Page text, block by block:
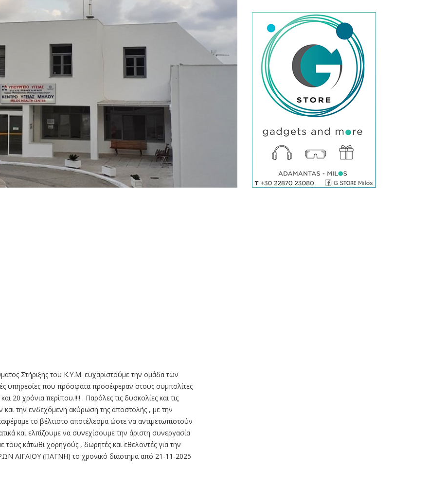
Στήριξης του Κ.Υ.Μ. ευχαριστούμε την ομάδα των
υπηρεσίες που πρόσφατα προσέφεραν στους συμπολίτες
20 χρόνια περίπου.!!!! . Παρόλες τις δυσκολίες και τις
και την ενδεχόμενη ακύρωση της αποστολής , με την
το βέλτιστο αποτέλεσμα ώστε να αντιμετωπιστούν
και ελπίζουμε να συνεχίσουμε την άριστη συνεργασία
τους κάτωθι χορηγούς , δωρητές και εθελοντές για την
ΑΙΓΑΙΟΥ (ΠΑΓΝΗ) το χρονικό διάστημα από 21-11-2025